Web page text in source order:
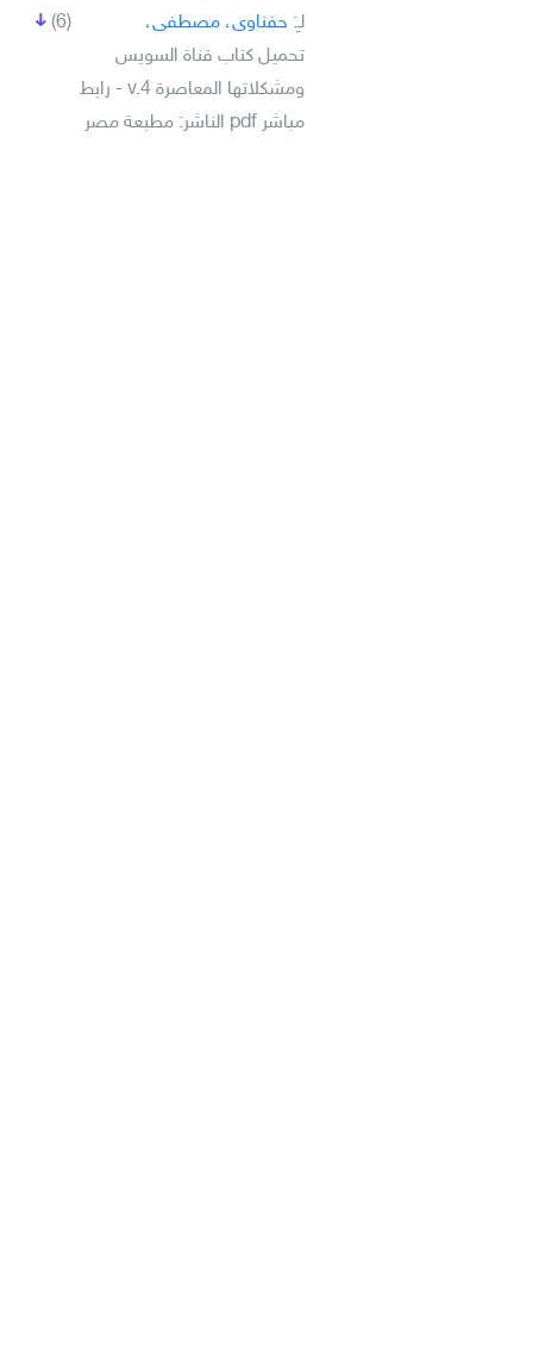
(6) لـِ: حفناوى، مصطفى،
تحميل كتاب قناة السويس
ومشكلاتها المعاصرة v.4 - رابط
مباشر pdf الناشر: مطبعة مصر